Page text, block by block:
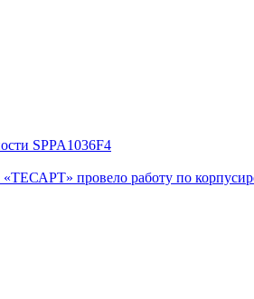
SPPA1036F4
провело работу по